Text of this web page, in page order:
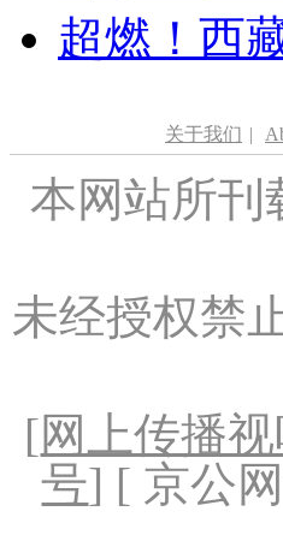
超燃！西
关于我们 |
本网站所刊
未经授权禁
[网上传播
号] [ 京公